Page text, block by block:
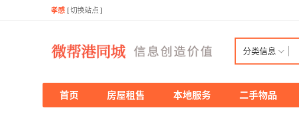
孝感 [切换站点 ]
分类信息
首页 房屋租售 本地服务 二手物品